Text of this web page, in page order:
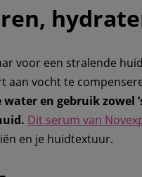
voor een stralende
aan vocht te
en gebruik zowel
Dit serum van
en je huidtextuur.